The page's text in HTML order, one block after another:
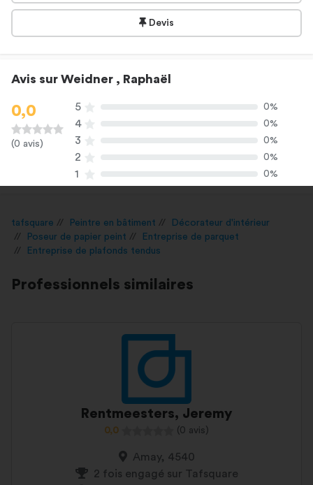
Devis
Avis sur Weidner , Raphaël
0,0
(0 avis)
5 0%
4 0%
3 0%
2 0%
1 0%
tafsquare Peintre en bâtiment
Décorateur d'intérieur
Poseur de papier peint
Entreprise de parquet
Entreprise de plafonds tendus
Professionnels similaires
Rentmeesters, Jeremy
0,0 (0 avis)
Amay, 4540
2 fois engagé sur Tafsquare